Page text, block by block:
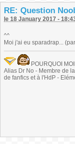
RE: Question
le 18 January 2017 -
^^
Moi j'ai eu sparadrap...
POURQUOI
Alias Dr No - Membre de
de fanfics et à l'HdP -